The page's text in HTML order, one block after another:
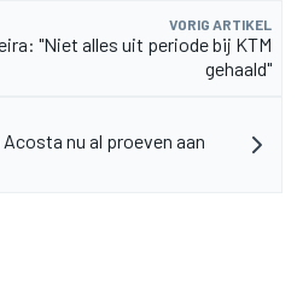
VORIG ARTIKEL
"Niet alles uit periode bij KTM
gehaald"
nu al proeven aan